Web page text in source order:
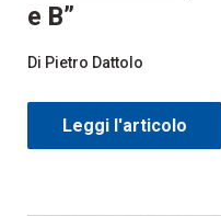
e B”
Di Pietro Dattolo
Leggi l'articolo